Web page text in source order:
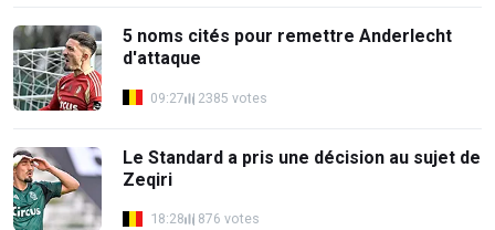
5 noms cités pour remettre Anderlecht
d'attaque
09:27 2385 votes
Le Standard a pris une décision au sujet de
Zeqiri
18:28 876 votes